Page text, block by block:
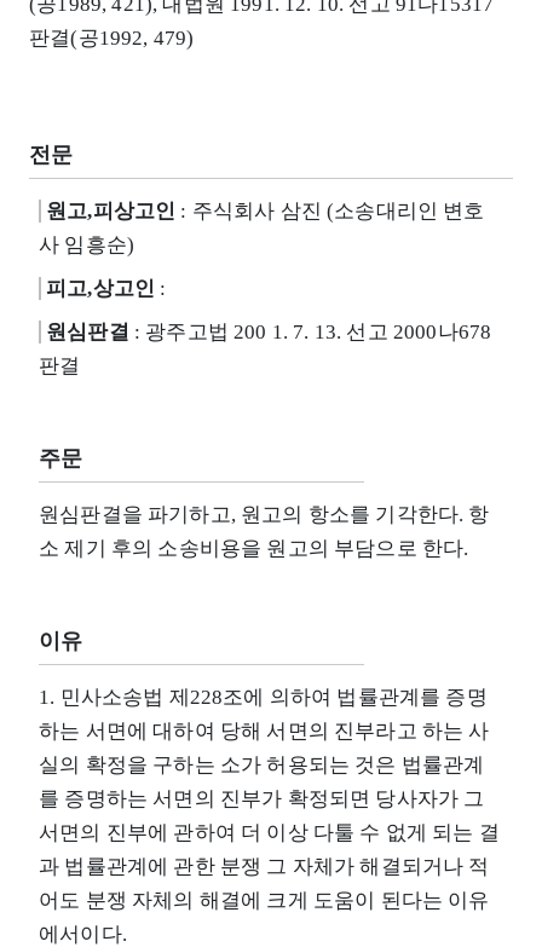
판결(공1992, 479)
전문
원고,피상고인 : 주식회사 삼진 (소송대리인 변호
사 임흥순)
피고,상고인 :
원심판결 : 광주고법 200 1. 7. 13. 선고 2000나678
판결
주문
원심판결을 파기하고, 원고의 항소를 기각한다. 항
소 제기 후의 소송비용을 원고의 부담으로 한다.
이유
1. 민사소송법 제228조에 의하여 법률관계를 증명
하는 서면에 대하여 당해 서면의 진부라고 하는 사
실의 확정을 구하는 소가 허용되는 것은 법률관계
를 증명하는 서면의 진부가 확정되면 당사자가 그
서면의 진부에 관하여 더 이상 다툴 수 없게 되는 결
과 법률관계에 관한 분쟁 그 자체가 해결되거나 적
어도 분쟁 자체의 해결에 크게 도움이 된다는 이유
에서이다.